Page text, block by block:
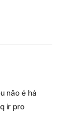
não é há
ir pro